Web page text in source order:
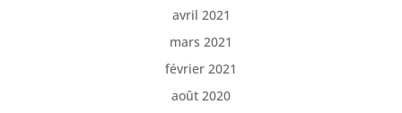
avril 2021
mars 2021
février 2021
août 2020